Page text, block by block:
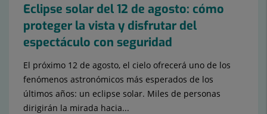
Eclipse solar del 12 de agosto: cómo
proteger la vista y disfrutar del
espectáculo con seguridad
El próximo 12 de agosto, el cielo ofrecerá uno de los
fenómenos astronómicos más esperados de los
últimos años: un eclipse solar. Miles de personas
dirigirán la mirada hacia...